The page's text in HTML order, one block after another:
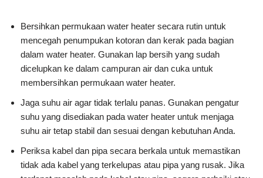
Bersihkan permukaan water heater secara rutin untuk
mencegah penumpukan kotoran dan kerak pada bagian
dalam water heater. Gunakan lap bersih yang sudah
dicelupkan ke dalam campuran air dan cuka untuk
membersihkan permukaan water heater.
Jaga suhu air agar tidak terlalu panas. Gunakan pengatur
suhu yang disediakan pada water heater untuk menjaga
suhu air tetap stabil dan sesuai dengan kebutuhan Anda.
Periksa kabel dan pipa secara berkala untuk memastikan
tidak ada kabel yang terkelupas atau pipa yang rusak. Jika